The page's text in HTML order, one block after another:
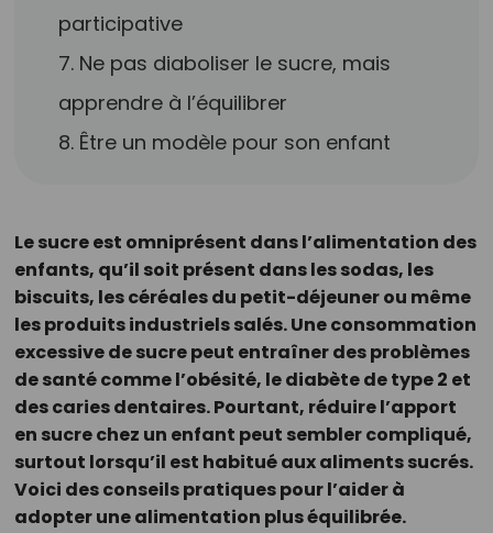
participative
7. Ne pas diaboliser le sucre, mais
apprendre à l’équilibrer
8. Être un modèle pour son enfant
Le sucre est omniprésent dans l’alimentation des
enfants, qu’il soit présent dans les sodas, les
biscuits, les céréales du petit-déjeuner ou même
les produits industriels salés. Une consommation
excessive de sucre peut entraîner des problèmes
de santé comme l’obésité, le diabète de type 2 et
des caries dentaires. Pourtant, réduire l’apport
en sucre chez un enfant peut sembler compliqué,
surtout lorsqu’il est habitué aux aliments sucrés.
Voici des conseils pratiques pour l’aider à
adopter une alimentation plus équilibrée.